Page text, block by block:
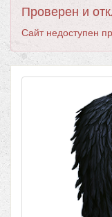
Проверен и
Сайт недоступен